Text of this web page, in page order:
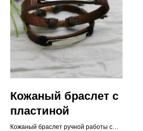
Кожаный браслет с
пластиной
Кожаный браслет ручной работы с